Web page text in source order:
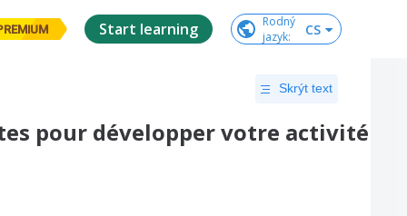
Start learning
Rodný
jazyk: CS
Skrýt text
pour développer votre activité